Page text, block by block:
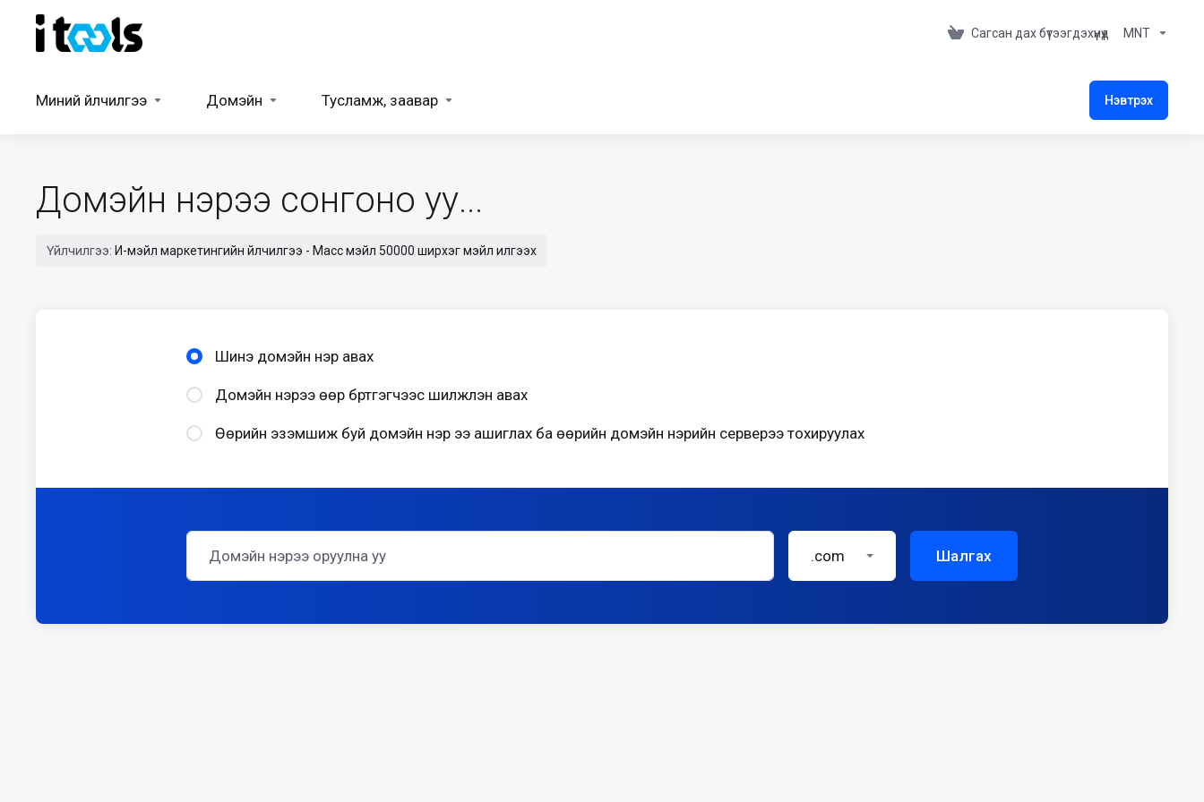
Сагсан дах бүтээгдэхүүнүүд MNT
Миний үйлчилгээ Домэйн Тусламж, заавар Нэвтрэх
Домэйн нэрээ сонгоно уу...
Үйлчилгээ: И-мэйл маркетингийн үйлчилгээ - Масс мэйл 50000 ширхэг мэйл илгээх
Шинэ домэйн нэр авах
Домэйн нэрээ өөр бүртгэгчээс шилжүүлэн авах
Өөрийн эзэмшиж буй домэйн нэр ээ ашиглах ба өөрийн домэйн нэрийн серверээ тохируулах
.com Шалгах